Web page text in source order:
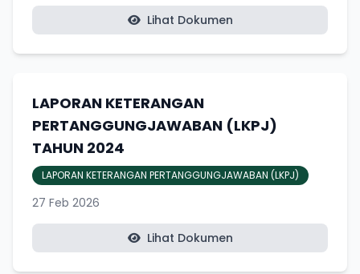
Lihat Dokumen
LAPORAN KETERANGAN
PERTANGGUNGJAWABAN (LKPJ)
TAHUN 2024
LAPORAN KETERANGAN PERTANGGUNGJAWABAN (LKPJ)
27 Feb 2026
Lihat Dokumen